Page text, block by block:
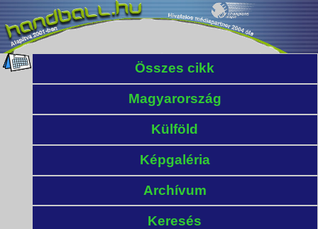
Összes cikk
Magyarország
Külföld
Képgaléria
Archívum
Keresés